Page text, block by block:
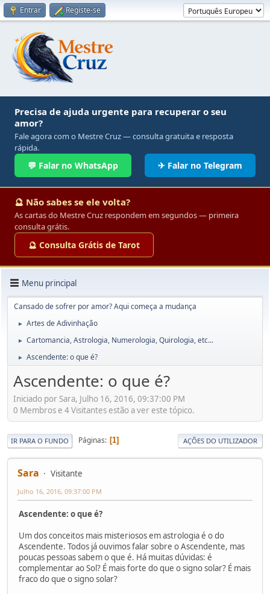
Entrar Registe-se
Precisa de ajuda urgente para recuperar o seu
amor?
Fale agora com o Mestre Cruz — consulta gratuita e resposta
rápida.
💬 Falar no WhatsApp ✈ Falar no Telegram
🔮 Não sabes se ele volta?
As cartas do Mestre Cruz respondem em segundos — primeira
consulta grátis.
🔮 Consulta Grátis de Tarot
Menu principal
Cansado de sofrer por amor? Aqui começa a mudança
► Artes de Adivinhação
► Cartomancia, Astrologia, Numerologia, Quirologia, etc...
► Ascendente: o que é?
Ascendente: o que é?
Iniciado por Sara, Julho 16, 2016, 09:37:00 PM
0 Membros e 4 Visitantes estão a ver este tópico.
IR PARA O FUNDO Páginas 1 AÇÕES DO UTILIZADOR
Sara Visitante
Julho 16, 2016, 09:37:00 PM
Ascendente: o que é?
Um dos conceitos mais misteriosos em astrologia é o do
Ascendente. Todos já ouvimos falar sobre o Ascendente, mas
poucas pessoas sabem o que é. Há muitas dúvidas: é
complementar ao Sol? É mais forte do que o signo solar? É mais
fraco do que o signo solar?